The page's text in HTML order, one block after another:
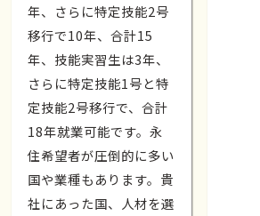
年、さらに特定技能2号
移行で10年、合計15
年、技能実習生は3年、
さらに特定技能1号と特
定技能2号移行で、合計
18年就業可能です。永
住希望者が圧倒的に多い
国や業種もあります。貴
社にあった国、人材を選